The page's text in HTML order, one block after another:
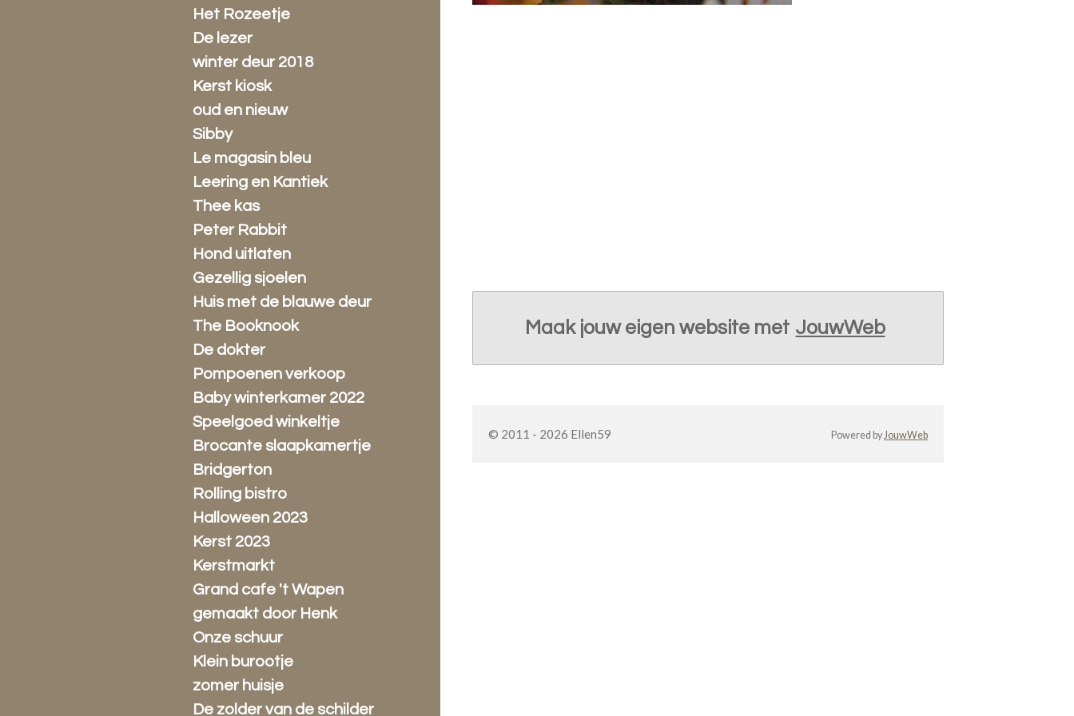
Maak jouw eigen website met JouwWeb
© 2011 - 2026 Ellen59 Powered by JouwWeb
Het Rozeetje
De lezer
winter deur 2018
Kerst kiosk
oud en nieuw
Sibby
Le magasin bleu
Leering en Kantiek
Thee kas
Peter Rabbit
Hond uitlaten
Gezellig sjoelen
Huis met de blauwe deur
The Booknook
De dokter
Pompoenen verkoop
Baby winterkamer 2022
Speelgoed winkeltje
Brocante slaapkamertje
Bridgerton
Rolling bistro
Halloween 2023
Kerst 2023
Kerstmarkt
Grand cafe 't Wapen
gemaakt door Henk
Onze schuur
Klein burootje
zomer huisje
De zolder van de schilder